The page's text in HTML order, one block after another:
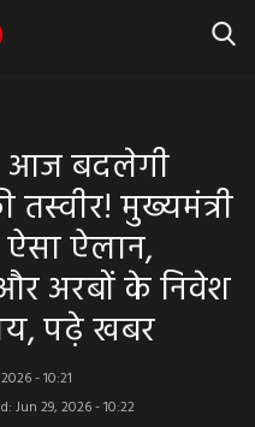
आज बदलेगी
तस्वीर! मुख्यमंत्री
ऐलान,
अरबों के निवेश
पढ़े खबर
- 10:21
Jun 29, 2026 - 10:22